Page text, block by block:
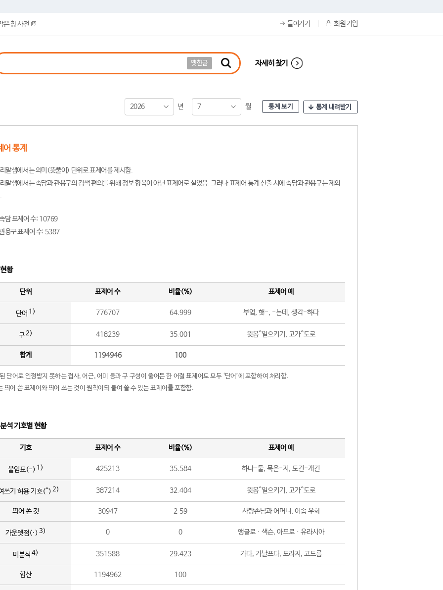
은 창 사전 들어가기 회원 가입
옛한글 자세히 찾기
2026 년 7 월 통계 보기 통계 내려받기
어 통계
말샘에서는 의미(뜻풀이) 단위로 표제어를 제시함.
말샘에서는 속담과 관용구의 검색 편의를 위해 정보 항목이 아닌 표제어로 실었음. 그러나 표제어 통계 산출 시에 속담과 관용구는 제외
담 표제어 수: 10769
용구 표제어 수: 5387
황
단위 표제어 수 비율(%) 표제어 예
단어 1) 776707 64.999 부엌, 햇-, -는데, 생각-하다
구2) 418239 35.001 윗몸^일으키기, 고가^도로
합계 1194946 100
단어로 인정받지 못하는 접사, 어근, 어미 등과 구 구성이 줄어든 한 어절 표제어도 모두 ‘단어’에 포함하여 처리함.
띄어 쓴 표제어와 띄어 쓰는 것이 원칙이되 붙여 쓸 수 있는 표제어를 포함함.
석 기호별 현황
기호 표제어 수 비율(%) 표제어 예
붙임표(-) 1) 425213 35.584 하나-둘, 묵은-지, 도긴-개긴
쓰기 허용 기호(^) 2) 387214 32.404 윗몸^일으키기, 고가^도로
띄어 쓴 것 30947 2.59 사랑손님과 어머니, 이솝 우화
가운뎃점(·) 3) 0 0 앵글로ㆍ색슨, 아프로ㆍ유라시아
미분석 4) 351588 29.423 가다, 가냘프다, 도라지, 고드름
합산 1194962 100